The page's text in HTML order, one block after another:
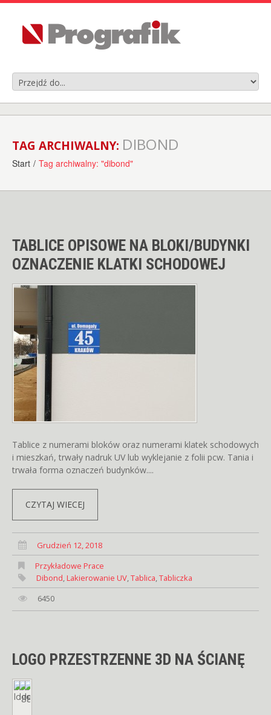
TAG ARCHIWALNY: DIBOND
Start / Tag archiwalny: "dibond"
TABLICE OPISOWE NA BLOKI/BUDYNKI
OZNACZENIE KLATKI SCHODOWEJ
Tablice z numerami bloków oraz numerami klatek schodowych
i mieszkań, trwały nadruk UV lub wyklejanie z folii pcw. Tania i
trwała forma oznaczeń budynków....
CZYTAJ WIECEJ
Grudzień 12, 2018
Przykładowe Prace
Dibond, Lakierowanie UV,Tablica,Tabliczka
6450
LOGO PRZESTRZENNE 3D NA ŚCIANĘ